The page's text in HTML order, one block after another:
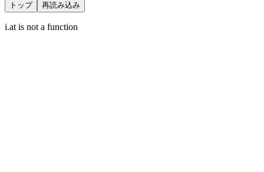
トップ 再読み込み
i.at is not a function